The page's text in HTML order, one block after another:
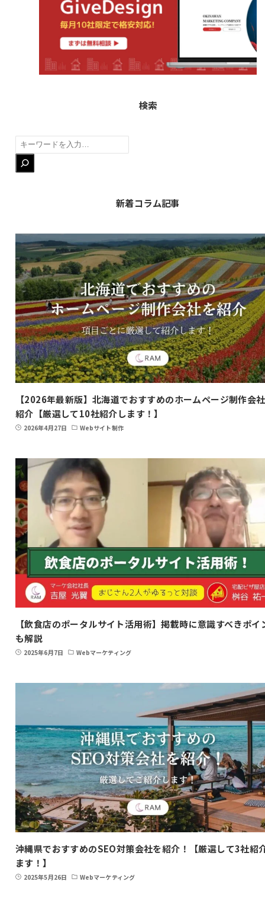
検索
検
索
新着コラム記事
【2026年最新版】北海道でおすすめのホームページ制作会
紹介【厳選して10社紹介します！】
2026年4月27日 Webサイト制作
【飲食店のポータルサイト活用術】掲載時に意識すべきポイ
も解説
2025年6月7日 Webマーケティング
沖縄県でおすすめのSEO対策会社を紹介！【厳選して3社紹
ます！】
2025年5月26日 Webマーケティング